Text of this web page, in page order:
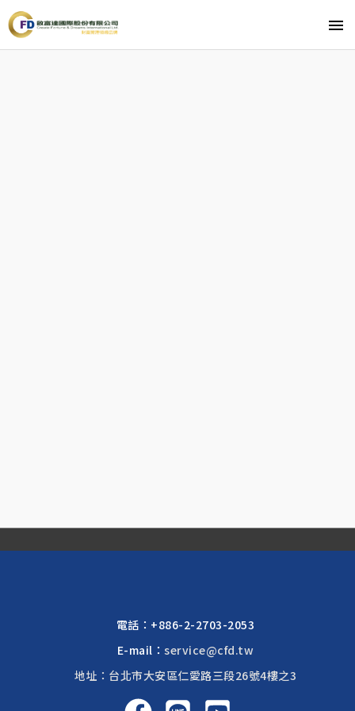
電話： +886-2-2703-2053
E-mail：service@cfd.tw
地址：台北市大安區仁愛路三段26號4樓之3